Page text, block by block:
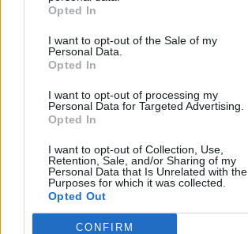
Opted In
I want to opt-out of the Sale of my
Personal Data.
Opted In
I want to opt-out of processing my
Personal Data for Targeted Advertising.
Opted In
I want to opt-out of Collection, Use,
Retention, Sale, and/or Sharing of my
Personal Data that Is Unrelated with the
Purposes for which it was collected.
Opted Out
CONFIRM
Marquinho sulla fascia, torna
Bojan
Torna Brocchi, Diakitè sulla
fascia
18/03/2012